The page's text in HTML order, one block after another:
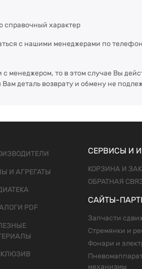
справочный характер
с нашими менеджерами по
менеджером, то в этом случае Вы
деталь возврату и обмену не
И АГРЕГАТЫ
PDF
СЕРВИСЫ И
КОРЗИНА И
ОБРАТНАЯ
САЙТЫ-
Запчасти
Стремянки и
Фонари и
механизмы